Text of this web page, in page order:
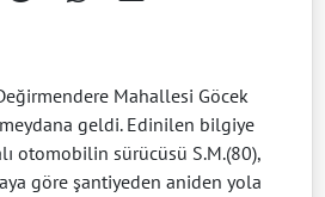
Mahallesi Göcek
geldi. Edinilen bilgiye
otomobilin sürücüsü S.M.(80),
göre şantiyeden aniden yola